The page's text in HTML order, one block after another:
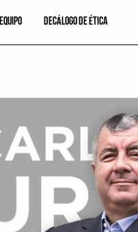
EQUIPO DECÁLOGO DE ÉTICA